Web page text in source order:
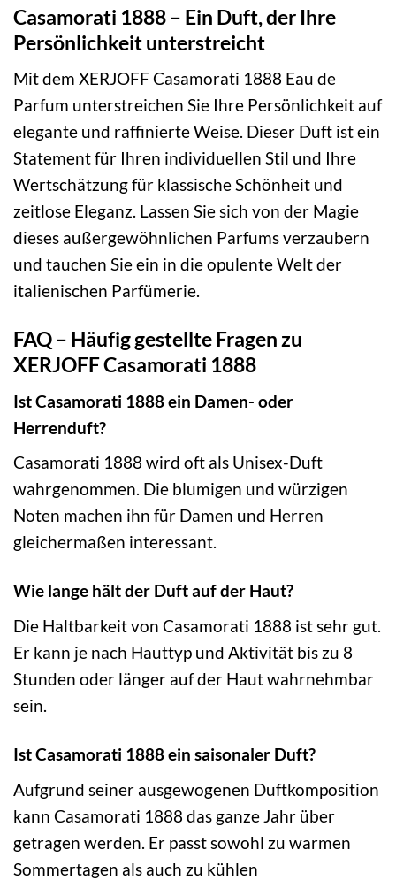
Casamorati 1888 – Ein Duft, der Ihre
Persönlichkeit unterstreicht
Mit dem XERJOFF Casamorati 1888 Eau de
Parfum unterstreichen Sie Ihre Persönlichkeit auf
elegante und raffinierte Weise. Dieser Duft ist ein
Statement für Ihren individuellen Stil und Ihre
Wertschätzung für klassische Schönheit und
zeitlose Eleganz. Lassen Sie sich von der Magie
dieses außergewöhnlichen Parfums verzaubern
und tauchen Sie ein in die opulente Welt der
italienischen Parfümerie.
FAQ – Häufig gestellte Fragen zu
XERJOFF Casamorati 1888
Ist Casamorati 1888 ein Damen- oder
Herrenduft?
Casamorati 1888 wird oft als Unisex-Duft
wahrgenommen. Die blumigen und würzigen
Noten machen ihn für Damen und Herren
gleichermaßen interessant.
Wie lange hält der Duft auf der Haut?
Die Haltbarkeit von Casamorati 1888 ist sehr gut.
Er kann je nach Hauttyp und Aktivität bis zu 8
Stunden oder länger auf der Haut wahrnehmbar
sein.
Ist Casamorati 1888 ein saisonaler Duft?
Aufgrund seiner ausgewogenen Duftkomposition
kann Casamorati 1888 das ganze Jahr über
getragen werden. Er passt sowohl zu warmen
Sommertagen als auch zu kühlen